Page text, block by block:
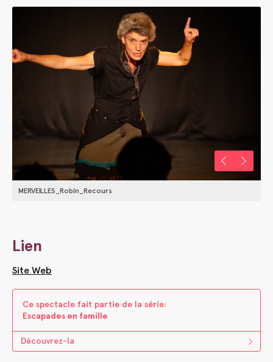
MERVEILLES_Robin_Recours
Lien
Site Web
Ce spectacle fait parti​e ​de la s​é​rie:
Escapades en famille
Découvrez-la